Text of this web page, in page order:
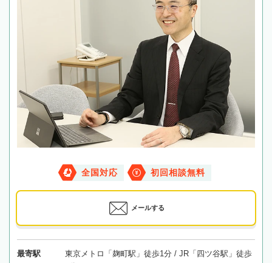
全国対応 初回相談無料
メールする
最寄駅
東京メトロ「麹町駅」徒歩1分 / JR「四ツ谷駅」徒歩